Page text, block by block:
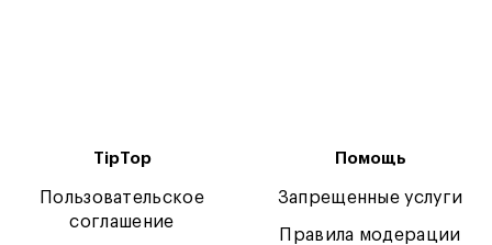
TipTop
Пользовательское
соглашение
Помощь
Запрещенные услуги
Правила модерации